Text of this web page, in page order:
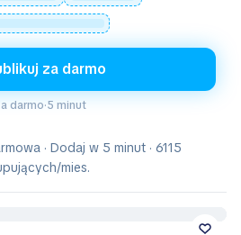
za darmo
darmo·5 minut
· Dodaj w 5 minut · 6115
mies.